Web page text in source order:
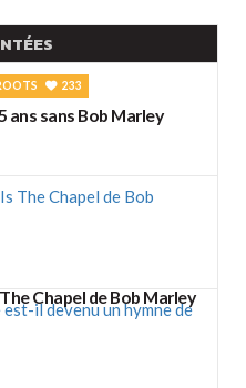
233
ans sans Bob Marley
Chapel de Bob Marley